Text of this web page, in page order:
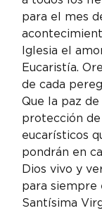
para el mes
Iglesia el
Eucaristía.
de cada
Que la paz
protección
eucarísticos
pondrán en
Dios vivo y
para siempre
Santísima